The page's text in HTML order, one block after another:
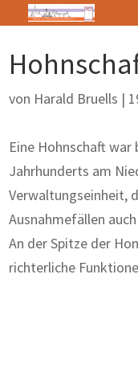
von Harald Bruells |
Eine Hohnschaft war
Jahrhunderts am
Verwaltungseinheit,
Ausnahmefällen
An der Spitze der
richterliche